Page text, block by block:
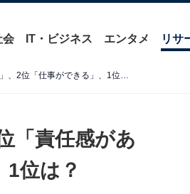
会 IT・ビジネス エンタメ リサ
「尊敬できる上司の特徴」ランキング！ 3位「責任感があり部下を守れる」、2位「仕事ができる」、1位は？
「責任感があ
位は？